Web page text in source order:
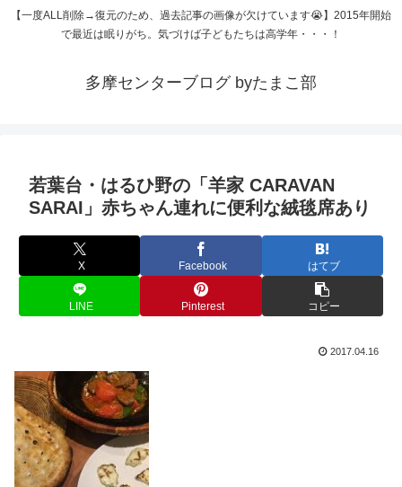
【一度ALL削除→復元のため、過去記事の画像が欠けています😭】2015年開始
で最近は眠りがち。気づけば子どもたちは高学年・・・！
多摩センターブログ byたまこ部
若葉台・はるひ野の「羊家 CARAVAN
SARAI」赤ちゃん連れに便利な絨毯席あり
X Facebook はてブ
LINE Pinterest コピー
2017.04.16